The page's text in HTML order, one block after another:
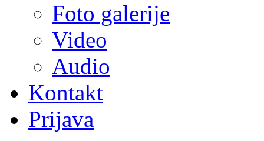
Foto galerije
Video
Audio
Kontakt
Prijava